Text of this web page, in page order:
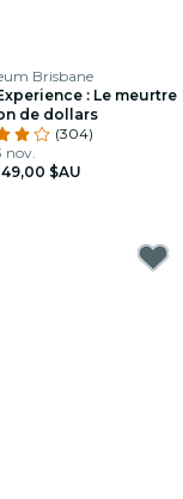
Brisbane
: Le meurtre
de dollars
(304)
nov.
49,00 $AU